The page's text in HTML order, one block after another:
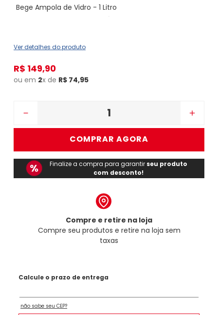
Bege Ampola de Vidro - 1 Litro
Ver detalhes do produto
R$ 149,90
ou em 2x de R$ 74,95
＋
－
COMPRAR AGORA
Finalize a compra para garantir seu produto
com desconto!
Compre e retire na loja
Compre seu produtos e retire na loja sem
taxas